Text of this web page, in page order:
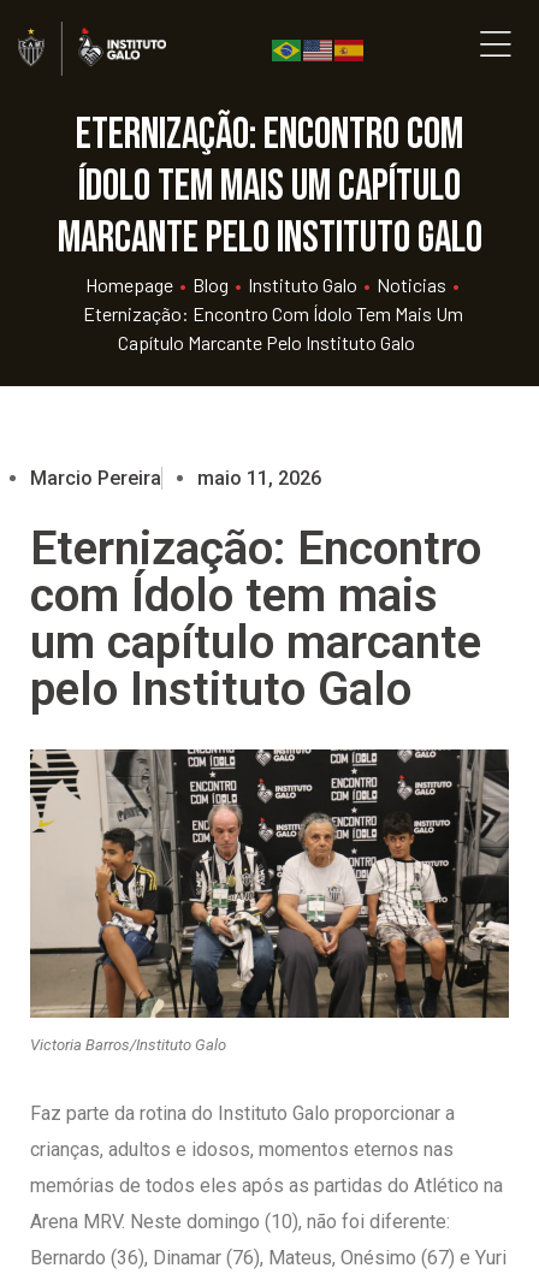
Eternização: Encontro com
Ídolo tem mais um capítulo
marcante pelo Instituto Galo
Homepage • Blog • Instituto Galo • Noticias •
Eternização: Encontro Com Ídolo Tem Mais Um
Capítulo Marcante Pelo Instituto Galo
Marcio Pereira maio 11, 2026
Eternização: Encontro
com Ídolo tem mais
um capítulo marcante
pelo Instituto Galo
Victoria Barros/Instituto Galo
Faz parte da rotina do Instituto Galo proporcionar a
crianças, adultos e idosos, momentos eternos nas
memórias de todos eles após as partidas do Atlético na
Arena MRV. Neste domingo (10), não foi diferente:
Bernardo (36), Dinamar (76), Mateus, Onésimo (67) e Yuri